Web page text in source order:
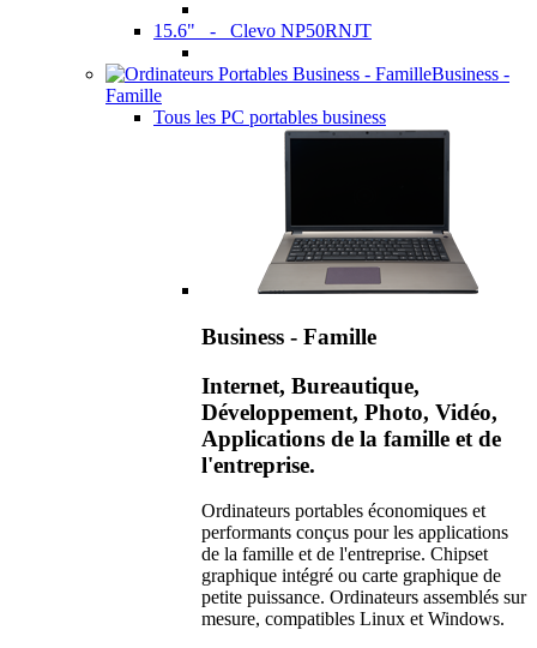
15.6" - Clevo NP50RNJT
Business -
Famille
Tous les PC portables business
Business - Famille
Internet, Bureautique,
Développement, Photo, Vidéo,
Applications de la famille et de
l'entreprise.
Ordinateurs portables économiques et
performants conçus pour les applications
de la famille et de l'entreprise. Chipset
graphique intégré ou carte graphique de
petite puissance. Ordinateurs assemblés sur
mesure, compatibles Linux et Windows.